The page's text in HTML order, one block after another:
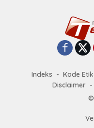
Indeks Kode Etik
Disclaimer
©